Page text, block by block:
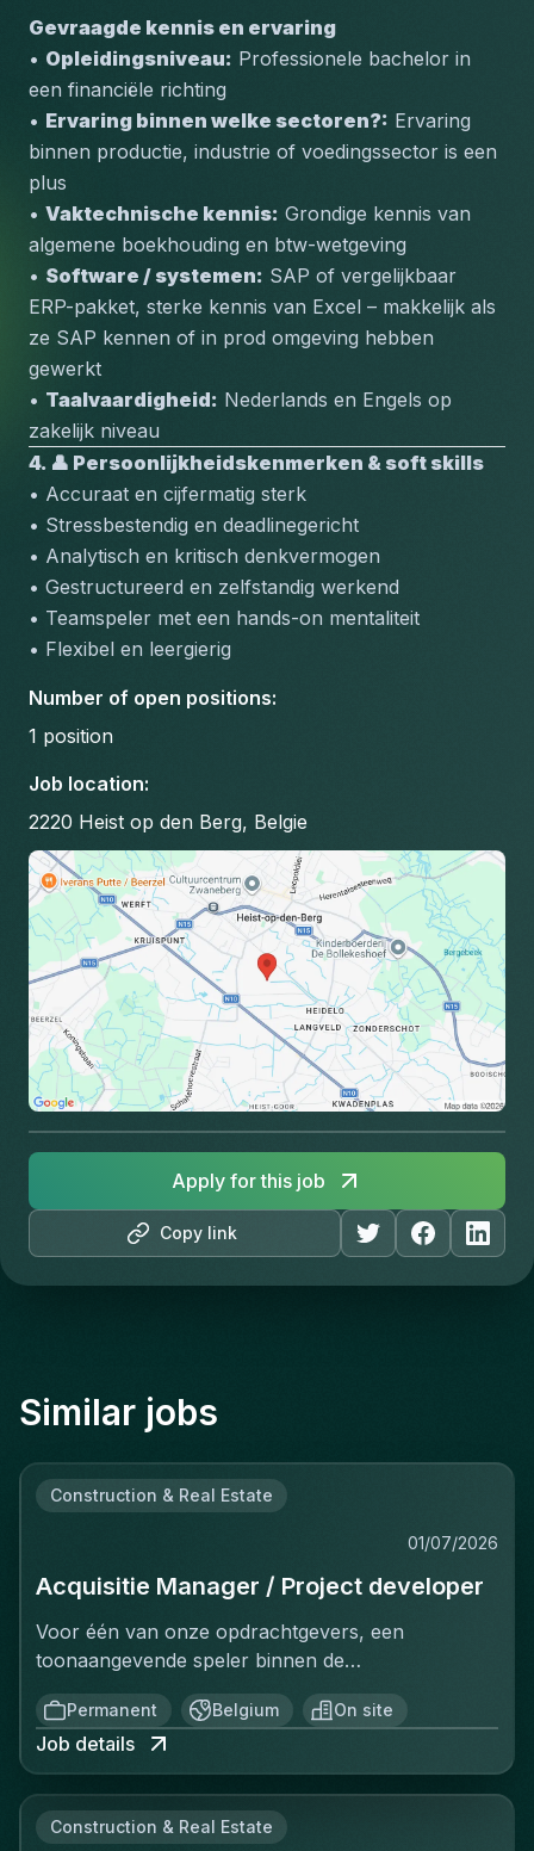
Gevraagde kennis en ervaring
• Opleidingsniveau: Professionele bachelor in
een financiële richting
• Ervaring binnen welke sectoren?: Ervaring
binnen productie, industrie of voedingssector is een
plus
• Vaktechnische kennis: Grondige kennis van
algemene boekhouding en btw-wetgeving
• Software / systemen: SAP of vergelijkbaar
ERP-pakket, sterke kennis van Excel – makkelijk als
ze SAP kennen of in prod omgeving hebben
gewerkt
• Taalvaardigheid: Nederlands en Engels op
zakelijk niveau
4. 👤 Persoonlijkheidskenmerken & soft skills
• Accuraat en cijfermatig sterk
• Stressbestendig en deadlinegericht
• Analytisch en kritisch denkvermogen
• Gestructureerd en zelfstandig werkend
• Teamspeler met een hands-on mentaliteit
• Flexibel en leergierig
Number of open positions:
1 position
Job location:
2220 Heist op den Berg, Belgie
Copy link
Apply for this job
Similar jobs
Construction & Real Estate
01/07/2026
Acquisitie Manager / Project developer
Voor één van onze opdrachtgevers, een
toonaangevende speler binnen de
vastgoedinvesteringsmarkt, zijn wij op zoek naar
een Investment Manager.In deze rol ben je
verantwoordelijk voor het identificeren, analyseren
en realiseren van nieuwe
volledige acquisitieproces, van prospectie en
Permanent Belgium On site
Job details
Construction & Real Estate